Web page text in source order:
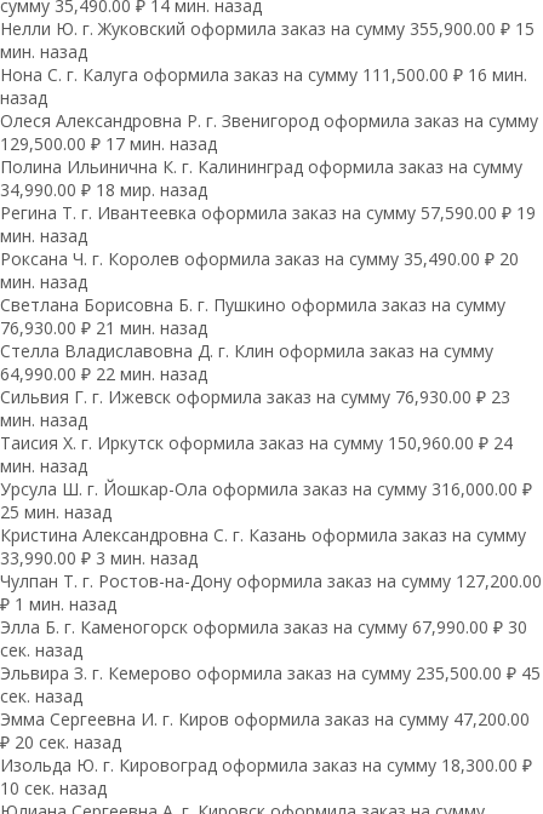
сумму 35,490.00 ₽ 14 мин. назад
Нелли Ю. г. Жуковский оформила заказ на сумму 355,900.00 ₽ 15
мин. назад
Нона С. г. Калуга оформила заказ на сумму 111,500.00 ₽ 16 мин.
назад
Олеся Александровна Р. г. Звенигород оформила заказ на сумму
129,500.00 ₽ 17 мин. назад
Полина Ильинична К. г. Калининград оформила заказ на сумму
34,990.00 ₽ 18 мир. назад
Регина Т. г. Ивантеевка оформила заказ на сумму 57,590.00 ₽ 19
мин. назад
Роксана Ч. г. Королев оформила заказ на сумму 35,490.00 ₽ 20
мин. назад
Светлана Борисовна Б. г. Пушкино оформила заказ на сумму
76,930.00 ₽ 21 мин. назад
Стелла Владиславовна Д. г. Клин оформила заказ на сумму
64,990.00 ₽ 22 мин. назад
Сильвия Г. г. Ижевск оформила заказ на сумму 76,930.00 ₽ 23
мин. назад
Таисия Х. г. Иркутск оформила заказ на сумму 150,960.00 ₽ 24
мин. назад
Урсула Ш. г. Йошкар-Ола оформила заказ на сумму 316,000.00 ₽
25 мин. назад
Кристина Александровна С. г. Казань оформила заказ на сумму
33,990.00 ₽ 3 мин. назад
Чулпан Т. г. Ростов-на-Дону оформила заказ на сумму 127,200.00
₽ 1 мин. назад
Элла Б. г. Каменогорск оформила заказ на сумму 67,990.00 ₽ 30
сек. назад
Эльвира З. г. Кемерово оформила заказ на сумму 235,500.00 ₽ 45
сек. назад
Эмма Сергеевна И. г. Киров оформила заказ на сумму 47,200.00
₽ 20 сек. назад
Изольда Ю. г. Кировоград оформила заказ на сумму 18,300.00 ₽
10 сек. назад